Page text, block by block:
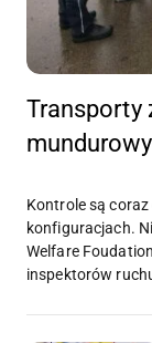
Transporty
Kontrole są
konfiguracjach.
Welfare
inspektorów